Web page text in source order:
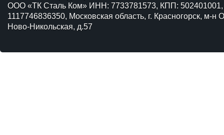
ООО «ТК Сталь Ком» ИНН: 7733781573, КПП:
1117746836350, Московская область, г. Красногорск, м-н
Ново-Никольская, д.57